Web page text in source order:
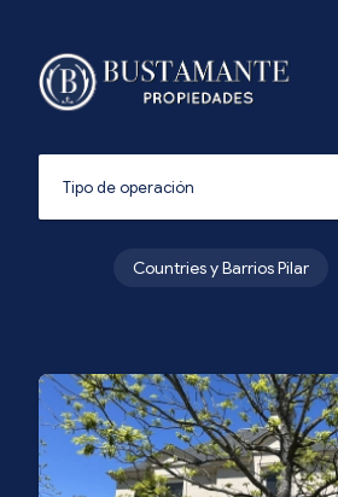
Countries y Barrios Pilar